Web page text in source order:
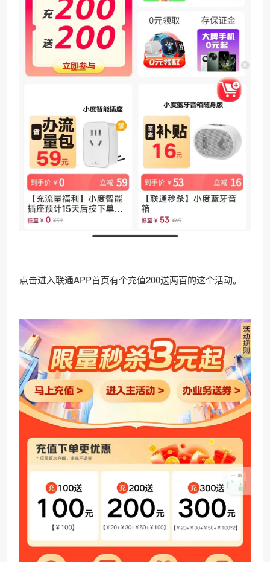
点击进入联通APP首页有个充值200送两百的这个活动。